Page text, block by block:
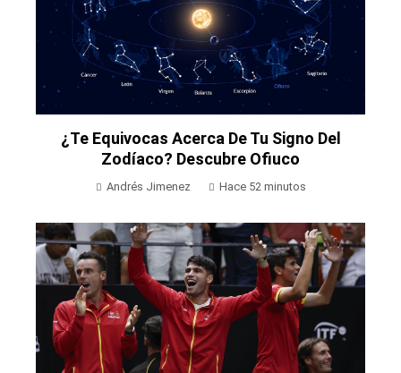
¿Te Equivocas Acerca De Tu Signo Del
Zodíaco? Descubre Ofiuco
Andrés Jimenez Hace 52 minutos